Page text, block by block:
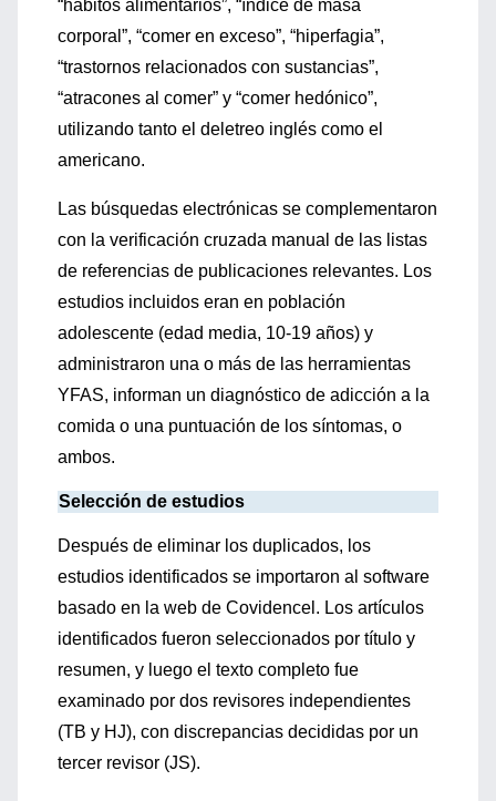
“hábitos alimentarios”, “índice de masa
corporal”, “comer en exceso”, “hiperfagia”,
“trastornos relacionados con sustancias”,
“atracones al comer” y “comer hedónico”,
utilizando tanto el deletreo inglés como el
americano.
Las búsquedas electrónicas se complementaron
con la verificación cruzada manual de las listas
de referencias de publicaciones relevantes. Los
estudios incluidos eran en población
adolescente (edad media, 10-19 años) y
administraron una o más de las herramientas
YFAS, informan un diagnóstico de adicción a la
comida o una puntuación de los síntomas, o
ambos.
Selección de estudios
Después de eliminar los duplicados, los
estudios identificados se importaron al software
basado en la web de Covidencel. Los artículos
identificados fueron seleccionados por título y
resumen, y luego el texto completo fue
examinado por dos revisores independientes
(TB y HJ), con discrepancias decididas por un
tercer revisor (JS).